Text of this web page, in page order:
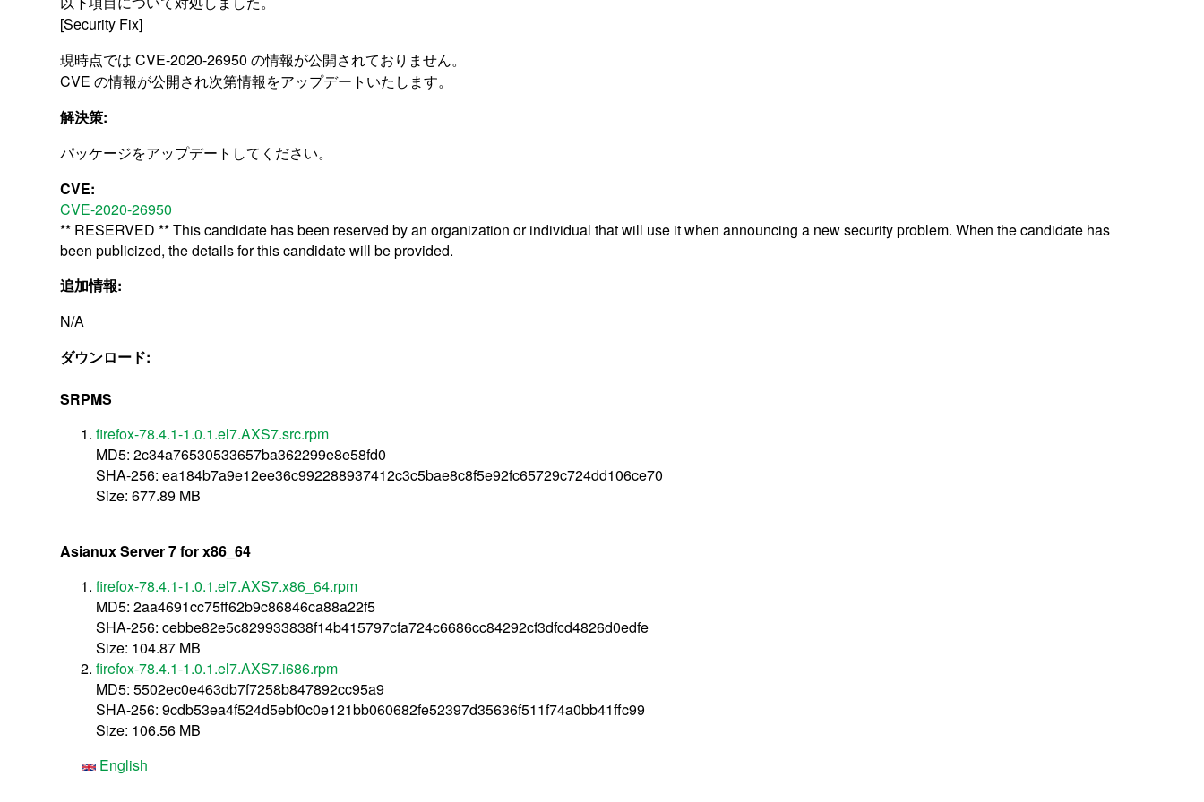
[Security Fix]
現時点では CVE-2020-26950 の情報が公開されておりません。
CVE の情報が公開され次第情報をアップデートいたします。
解決策:
パッケージをアップデートしてください。
CVE:
CVE-2020-26950
** RESERVED ** This candidate has been reserved by an organization or individual that will use it when announcing a new security problem. When the candidate has
been publicized, the details for this candidate will be provided.
追加情報:
N/A
ダウンロード:
SRPMS
firefox-78.4.1-1.0.1.el7.AXS7.src.rpm
MD5: 2c34a76530533657ba362299e8e58fd0
SHA-256: ea184b7a9e12ee36c992288937412c3c5bae8c8f5e92fc65729c724dd106ce70
Size: 677.89 MB
Asianux Server 7 for x86_64
firefox-78.4.1-1.0.1.el7.AXS7.x86_64.rpm
MD5: 2aa4691cc75ff62b9c86846ca88a22f5
SHA-256: cebbe82e5c829933838f14b415797cfa724c6686cc84292cf3dfcd4826d0edfe
Size: 104.87 MB
firefox-78.4.1-1.0.1.el7.AXS7.i686.rpm
MD5: 5502ec0e463db7f7258b847892cc95a9
SHA-256: 9cdb53ea4f524d5ebf0c0e121bb060682fe52397d35636f511f74a0bb41ffc99
Size: 106.56 MB
English